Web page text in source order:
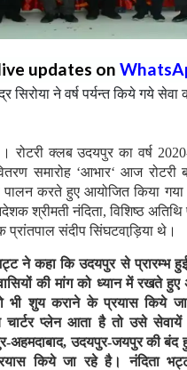
updates on
सिरोया ने वर्ष पर्यन्त किये गये सेवा
रोटरी क्लब उदयपुर का वर्ष
समारोह ‘आभार‘ आज रोटरी
पालन करते हुए आयोजित किया
श्रीमती नंदिता, विशिष्ठ अतिथि
प्रांतपाल संदीप सिंघटवाड़ि़या थे।
ने कहा कि उदयपुर से प्रारम्भ हुई
की मांग को ध्यान में रखते
को भी शुय कराने के प्रयास किये
चार्टर प्लेन आता है तो उसे सेवायें
अहमदाबाद, उदयपुर-जयपुर की बंद
किये जा रहे है। नंदिता